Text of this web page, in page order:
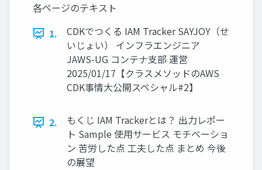
各ページのテキスト
1.
CDKでつくる IAM Tracker SAYJOY（せ
いじょい） インフラエンジニア
JAWS-UG コンテナ⽀部 運営
2025/01/17【クラスメソッドのAWS
CDK事情⼤公開スペシャル#2】
2.
もくじ IAM Trackerとは？ 出⼒レポー
ト Sample 使⽤サービス モチベーショ
ン 苦労した点 ⼯夫した点 まとめ 今後
の展望